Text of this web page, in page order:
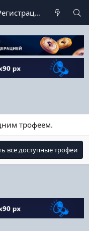
Регистрация
трофеем.
все доступные трофеи